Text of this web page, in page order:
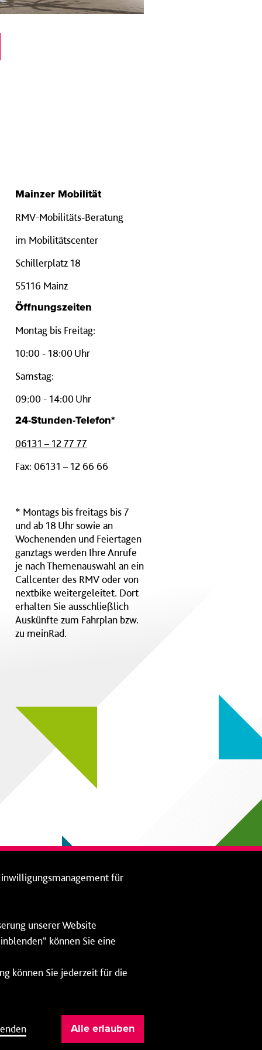
Mainzer Mobilität
RMV-Mobilitäts-Beratung
im Mobilitätscenter
Schillerplatz 18
55116 Mainz
Öffnungszeiten
Montag bis Freitag:
10:00 - 18:00 Uhr
Samstag:
09:00 - 14:00 Uhr
24-Stunden-Telefon*
06131 – 12 77 77
Fax: 06131 – 12 66 66
* Montags bis freitags bis 7
und ab 18 Uhr sowie an
Wochenenden und Feiertagen
ganztags werden Ihre Anrufe
je nach Themenauswahl an ein
Callcenter des RMV oder von
nextbike weitergeleitet. Dort
erhalten Sie ausschließlich
Auskünfte zum Fahrplan bzw.
zu meinRad.
Impressum Datenschutz
für
unserer Website
können Sie eine
können Sie jederzeit für die
Alle erlauben